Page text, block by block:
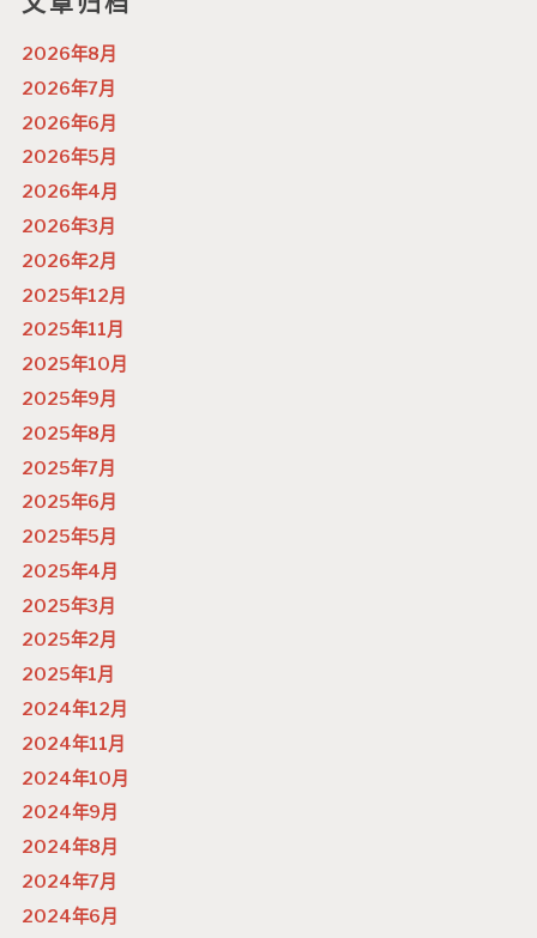
2026年8月
2026年7月
2026年6月
2026年5月
2026年4月
2026年3月
2026年2月
2025年12月
2025年11月
2025年10月
2025年9月
2025年8月
2025年7月
2025年6月
2025年5月
2025年4月
2025年3月
2025年2月
2025年1月
2024年12月
2024年11月
2024年10月
2024年9月
2024年8月
2024年7月
2024年6月